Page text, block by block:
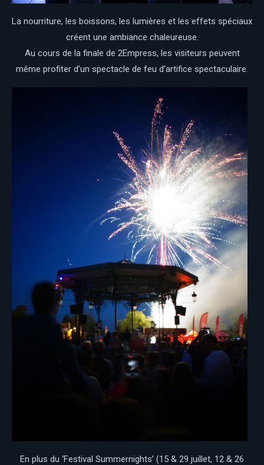
La nourriture, les boissons, les lumières et les effets spéciaux
créent une ambiance chaleureuse.
Au cours de la finale de 2Empress, les visiteurs peuvent
même profiter d’un spectacle de feu d’artifice spectaculaire.
En plus du ‘Festival Summernights’ (15 & 29 juillet, 12 & 26